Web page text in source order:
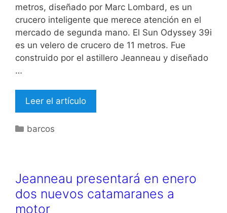
metros, diseñado por Marc Lombard, es un
crucero inteligente que merece atención en el
mercado de segunda mano. El Sun Odyssey 39i
es un velero de crucero de 11 metros. Fue
construido por el astillero Jeanneau y diseñado
…
Leer el artículo
Categorías
barcos
Jeanneau presentará en enero
dos nuevos catamaranes a
motor